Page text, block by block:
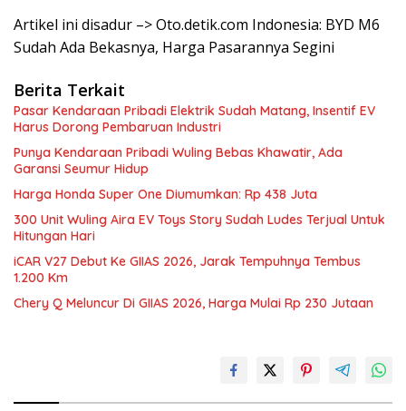
Artikel ini disadur –> Oto.detik.com Indonesia: BYD M6
Sudah Ada Bekasnya, Harga Pasarannya Segini
Berita Terkait
Pasar Kendaraan Pribadi Elektrik Sudah Matang, Insentif EV
Harus Dorong Pembaruan Industri
Punya Kendaraan Pribadi Wuling Bebas Khawatir, Ada
Garansi Seumur Hidup
Harga Honda Super One Diumumkan: Rp 438 Juta
300 Unit Wuling Aira EV Toys Story Sudah Ludes Terjual Untuk
Hitungan Hari
iCAR V27 Debut Ke GIIAS 2026, Jarak Tempuhnya Tembus
1.200 Km
Chery Q Meluncur Di GIIAS 2026, Harga Mulai Rp 230 Jutaan